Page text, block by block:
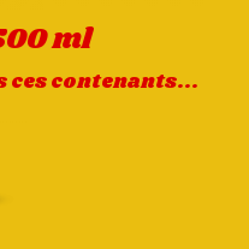
ml
ces contenants...